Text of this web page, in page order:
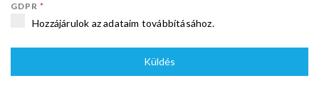
GDPR *
Hozzájárulok az adataim továbbításához.
Küldés